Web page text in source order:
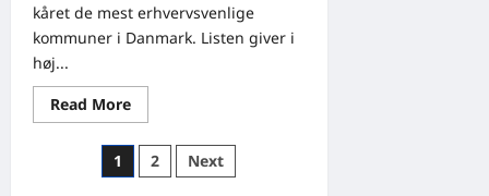
kåret de mest erhvervsvenlige
kommuner i Danmark. Listen giver i
høj...
Read MoreRead
more
Hvilke
kommuner
i
Indlægsinddeling
1 2 Next